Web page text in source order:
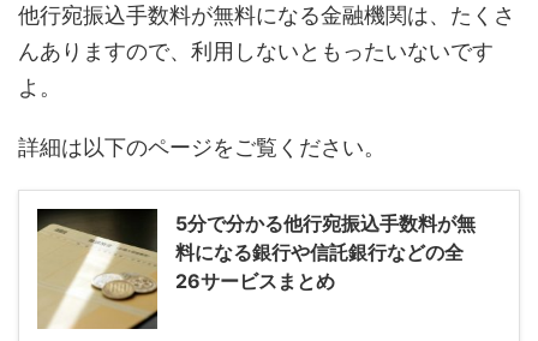
他行宛振込手数料が無料になる金融機関は、たくさ
んありますので、利用しないともったいないです
よ。
詳細は以下のページをご覧ください。
5分で分かる他行宛振込手数料が無
料になる銀行や信託銀行などの全
26サービスまとめ